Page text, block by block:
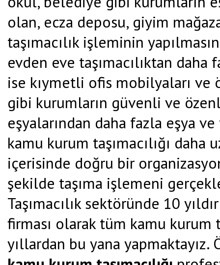
olan, ecza deposu, giyim
taşımacılık işleminin
evden eve taşımacılıktan
ise kıymetli ofis mobilyaları ve
gibi kurumların güvenli ve
eşyalarından daha fazla eşya
kamu kurum taşımacılığı
içerisinde doğru bir
şekilde taşıma işlemeni
Taşımacılık sektöründe 10
firması olarak tüm kamu kurum
yıllardan bu yana